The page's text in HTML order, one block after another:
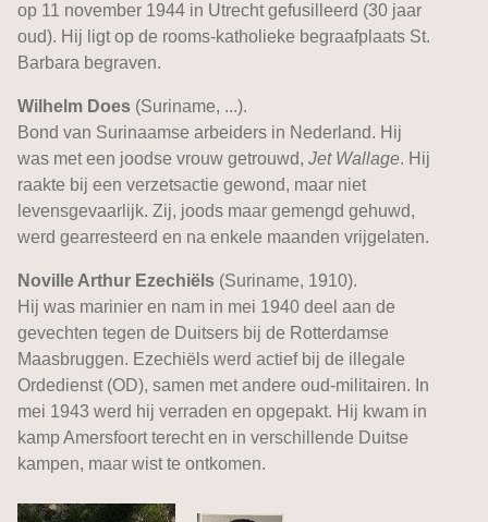
op 11 november 1944 in Utrecht gefusilleerd (30 jaar
oud). Hij ligt op de rooms-katholieke begraafplaats St.
Barbara begraven.
Wilhelm Does (Suriname, ...).
Bond van Surinaamse arbeiders in Nederland. Hij
was met een joodse vrouw getrouwd, Jet Wallage. Hij
raakte bij een verzetsactie gewond, maar niet
levensgevaarlijk. Zij, joods maar gemengd gehuwd,
werd gearresteerd en na enkele maanden vrijgelaten.
Noville Arthur Ezechiëls (Suriname, 1910).
Hij was marinier en nam in mei 1940 deel aan de
gevechten tegen de Duitsers bij de Rotterdamse
Maasbruggen. Ezechiëls werd actief bij de illegale
Ordedienst (OD), samen met andere oud-militairen. In
mei 1943 werd hij verraden en opgepakt. Hij kwam in
kamp Amersfoort terecht en in verschillende Duitse
kampen, maar wist te ontkomen.